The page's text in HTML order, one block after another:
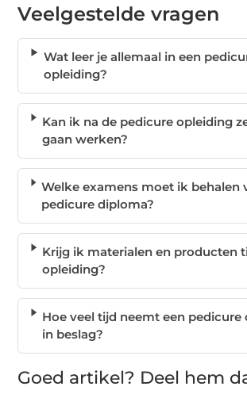
Veelgestelde vragen
Wat leer je allemaal in een
opleiding?
Kan ik na de pedicure opleiding
gaan werken?
Welke examens moet ik behalen
pedicure diploma?
Krijg ik materialen en producten
opleiding?
Hoe veel tijd neemt een pedicure
in beslag?
Goed artikel? Deel hem